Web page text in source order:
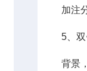
加注
5、
背景